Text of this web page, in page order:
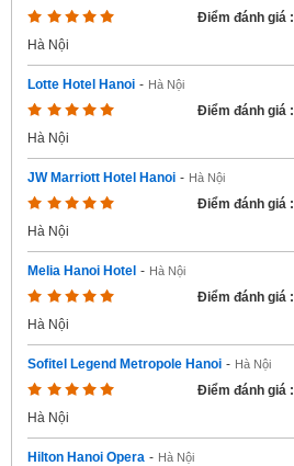
Điểm đánh giá :
Hà Nội
Lotte Hotel Hanoi - Hà Nội
Điểm đánh giá :
Hà Nội
JW Marriott Hotel Hanoi - Hà Nội
Điểm đánh giá :
Hà Nội
Melia Hanoi Hotel - Hà Nội
Điểm đánh giá :
Hà Nội
Sofitel Legend Metropole Hanoi - Hà Nội
Điểm đánh giá :
Hà Nội
Hilton Hanoi Opera - Hà Nội